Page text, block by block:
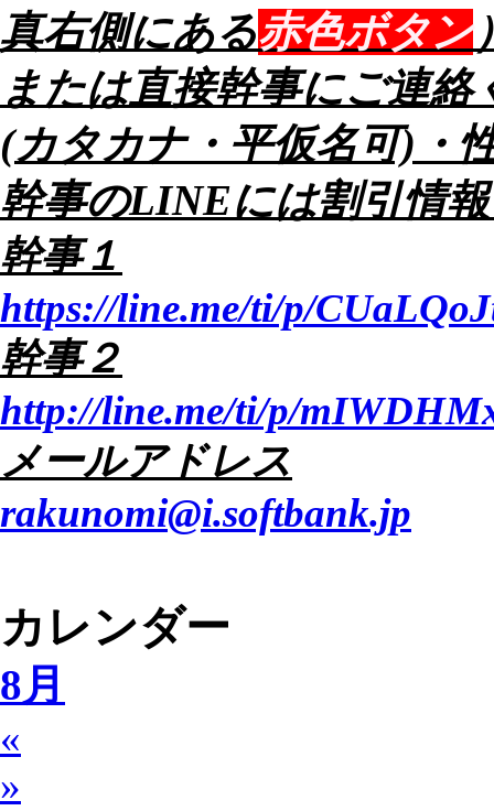
真右側にある赤色ボタン
または直接幹事にご連
(カタカナ・平仮名可)・
幹事のLINEには割引情
幹事１
https://line.me/ti/p/
幹事２
http://line.me/ti/p/
メールアドレス
rakunomi@i.softbank.jp
カレンダー
8月
«
»